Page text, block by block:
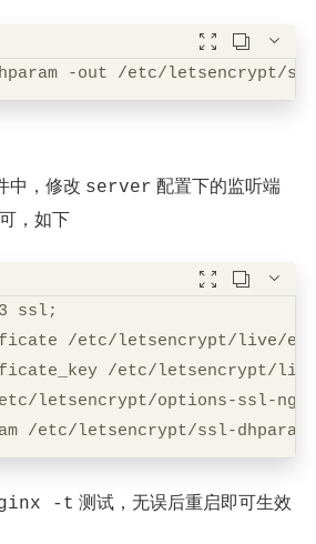
  
中，修改 server 配置下的监听端
，如下
/etc/letsencrypt/ssl-
  
-t 测试，无误后重启即可生效